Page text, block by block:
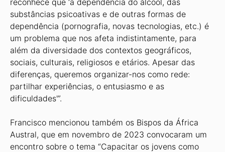
reconhece que ‘a dependência do álcool, das
substâncias psicoativas e de outras formas de
dependência (pornografia, novas tecnologias, etc.) é
um problema que nos afeta indistintamente, para
além da diversidade dos contextos geográficos,
sociais, culturais, religiosos e etários. Apesar das
diferenças, queremos organizar-nos como rede:
partilhar experiências, o entusiasmo e as
dificuldades'”.
Francisco mencionou também os Bispos da África
Austral, que em novembro de 2023 convocaram um
encontro sobre o tema “Capacitar os jovens como